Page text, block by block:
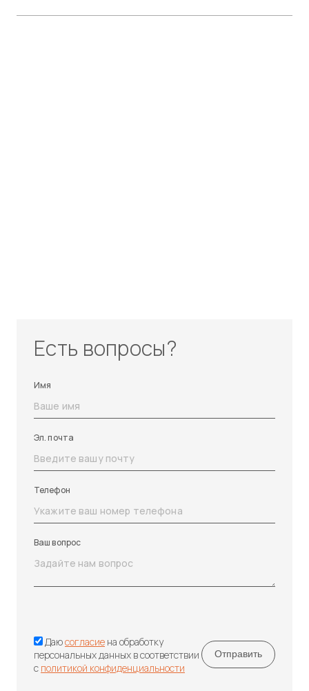
Есть вопросы?
Имя
Эл. почта
Телефон
Ваш вопрос
Даюсогласие на обработку
персональных данных в соответствии
с политикой конфиденциальности